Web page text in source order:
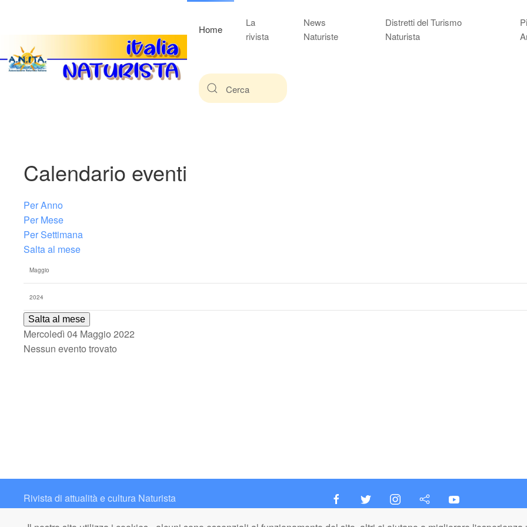
Home
La
rivista
News
Naturiste
Distretti del Turismo
Naturista
Calendario eventi
Per Anno
Per Mese
Per Settimana
Salta al mese
Salta al mese
Mercoledì 04 Maggio 2022
Nessun evento trovato
Rivista di attualità e cultura Naturista
Contatto: redazione@italianaturista.it